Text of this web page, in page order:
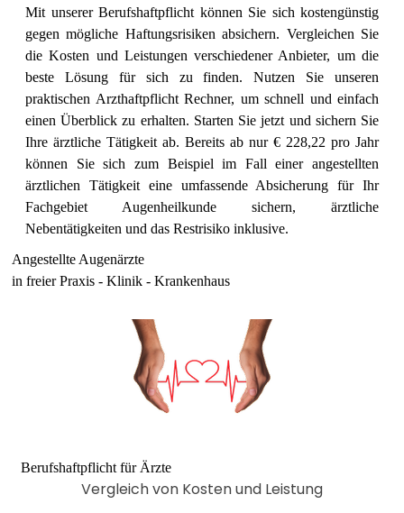
Mit unserer Berufshaftpflicht können Sie sich kostengünstig
gegen mögliche Haftungsrisiken absichern. Vergleichen Sie
die Kosten und Leistungen verschiedener Anbieter, um die
beste Lösung für sich zu finden. Nutzen Sie unseren
praktischen Arzthaftpflicht Rechner, um schnell und einfach
einen Überblick zu erhalten. Starten Sie jetzt und sichern Sie
Ihre ärztliche Tätigkeit ab. Bereits ab nur € 228,22 pro Jahr
können Sie sich zum Beispiel im Fall einer angestellten
ärztlichen Tätigkeit eine umfassende Absicherung für Ihr
Fachgebiet Augenheilkunde sichern, ärztliche
Nebentätigkeiten und das Restrisiko inklusive.
Angestellte Augenärzte
in freier Praxis - Klinik - Krankenhaus
Berufshaftpflicht für Ärzte
Vergleich von Kosten und Leistung